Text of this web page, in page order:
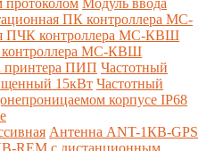
ПК контроллера МС-
ПЧК контроллера МС-КВШ
контроллера МС-КВШ
принтера ПИП Частотный
15кВт Частотный
корпусе IP68
Антенна ANT-1КВ-GPS
REM c дистанционным